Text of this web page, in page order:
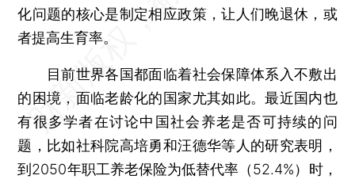
化问题的核心是制定相应政策，让人们晚退休，或
者提高生育率。
目前世界各国都面临着社会保障体系入不敷出
的困境，面临老龄化的国家尤其如此。最近国内也
有很多学者在讨论中国社会养老是否可持续的问
题，比如社科院高培勇和汪德华等人的研究表明，
到2050年职工养老保险为低替代率（52.4%）时，